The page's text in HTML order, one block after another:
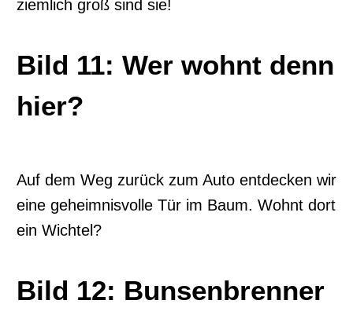
ziemlich groß sind sie!
Bild 11: Wer wohnt denn
hier?
Auf dem Weg zurück zum Auto entdecken wir
eine geheimnisvolle Tür im Baum. Wohnt dort
ein Wichtel?
Bild 12: Bunsenbrenner